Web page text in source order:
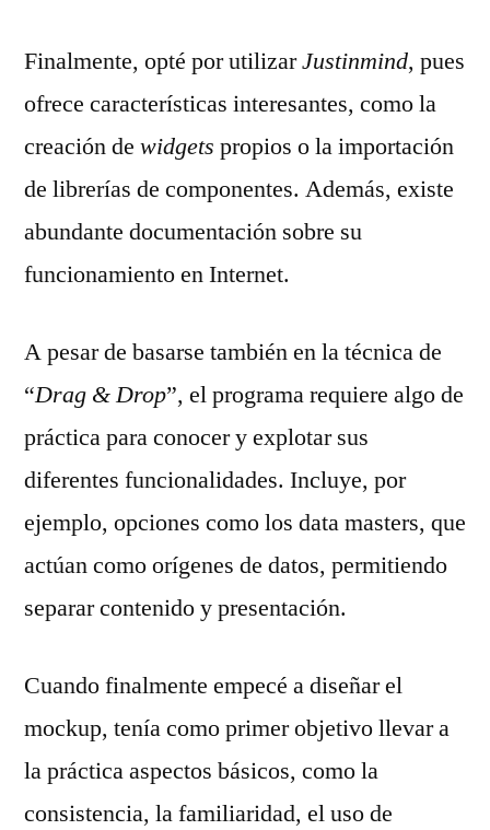
Finalmente, opté por utilizarJustinmind, pues
ofrece características interesantes, como la
creación de widgets propios o la importación
de librerías de componentes. Además, existe
abundante documentación sobre su
funcionamiento en Internet.
A pesar de basarse también en la técnica de
“Drag & Drop”, el programa requiere algo de
práctica para conocer y explotar sus
diferentes funcionalidades. Incluye, por
ejemplo, opciones como los data masters, que
actúan como orígenes de datos, permitiendo
separar contenido y presentación.
Cuando finalmente empecé a diseñar el
mockup, tenía como primer objetivo llevar a
la práctica aspectos básicos, como la
consistencia, la familiaridad, el uso de